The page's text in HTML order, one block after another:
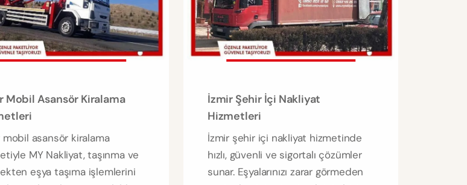
Mobil Asansör Kiralama
mobil asansör kiralama
MY Nakliyat, taşınma ve
eşya taşıma işlemlerini
İzmir Şehir İçi Nakliyat
Hizmetleri
İzmir şehir içi nakliyat hizmetinde
hızlı, güvenli ve sigortalı çözümler
sunar. Eşyalarınızı zarar görmeden